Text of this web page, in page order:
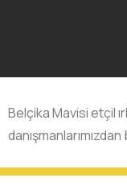
Belçika Mavisi etçil